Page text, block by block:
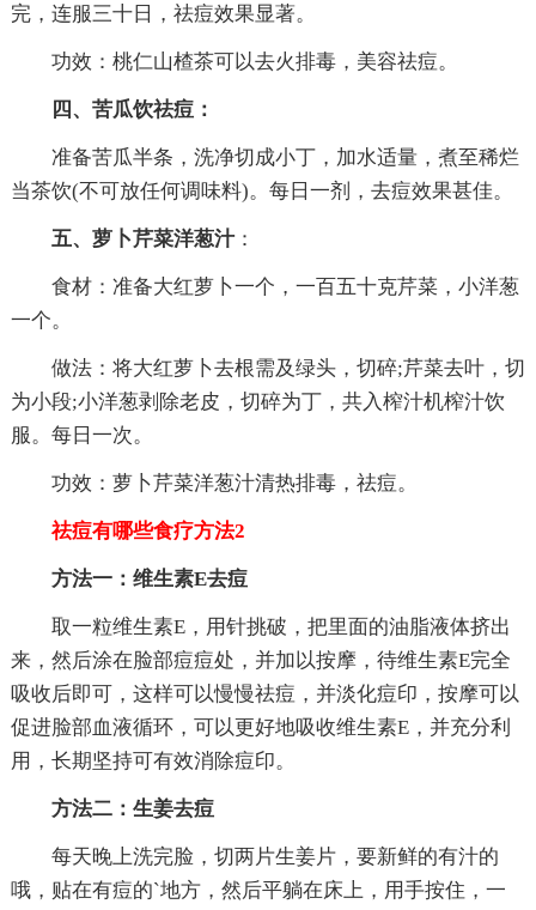
完，连服三十日，祛痘效果显著。
功效：桃仁山楂茶可以去火排毒，美容祛痘。
四、苦瓜饮祛痘：
准备苦瓜半条，洗净切成小丁，加水适量，煮至稀烂
当茶饮(不可放任何调味料)。每日一剂，去痘效果甚佳。
五、萝卜芹菜洋葱汁：
食材：准备大红萝卜一个，一百五十克芹菜，小洋葱
一个。
做法：将大红萝卜去根需及绿头，切碎;芹菜去叶，切
为小段;小洋葱剥除老皮，切碎为丁，共入榨汁机榨汁饮
服。每日一次。
功效：萝卜芹菜洋葱汁清热排毒，祛痘。
祛痘有哪些食疗方法2
方法一：维生素E去痘
取一粒维生素E，用针挑破，把里面的油脂液体挤出
来，然后涂在脸部痘痘处，并加以按摩，待维生素E完全
吸收后即可，这样可以慢慢祛痘，并淡化痘印，按摩可以
促进脸部血液循环，可以更好地吸收维生素E，并充分利
用，长期坚持可有效消除痘印。
方法二：生姜去痘
每天晚上洗完脸，切两片生姜片，要新鲜的有汁的
哦，贴在有痘的`地方，然后平躺在床上，用手按住，一